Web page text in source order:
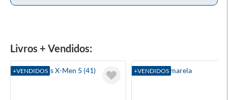
Livros + Vendidos:
+VENDIDOS
A Saga Dos X-Men 5 (41) +VENDIDOS
A Bolsa Amarela